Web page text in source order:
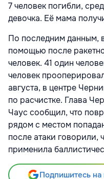
7 человек погибли,
девочка. Её мама
По последним данным,
помощью после
человек. 41 один
человек
августа, в центре
по расчистке. Глава
Чаус сообщил, что
рядом с местом
после атаки говорили,
применила
Подпишитесь на